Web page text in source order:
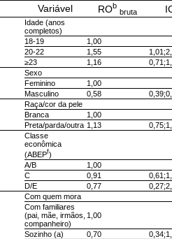
Variável ROb
bruta
Idade (anos
completos)
18-19
1,00
20-22
1,55
≥23
1,16
Sexo
Feminino
1,00
Masculino
0,58
Raça/cor da pele
Branca
1,00
Preta/parda/outra 1,13
Classe
econômica
(ABEPf)
A/B
1,00
C
0,91
D/E
0,77
Com quem mora
Com familiares
(pai, mãe, irmãos,
companheiro)
1,00
Sozinho (a) 0,70